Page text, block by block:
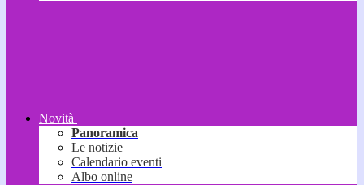
Novità
Panoramica
Le notizie
Calendario eventi
Albo online